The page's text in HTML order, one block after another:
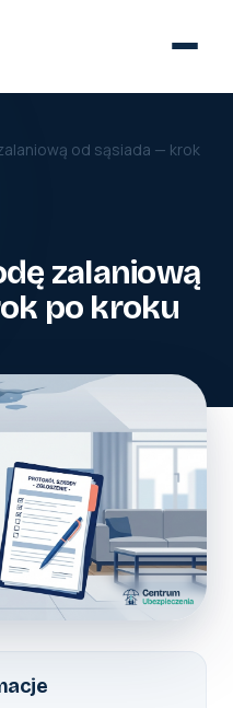
od sąsiada — krok
zalaniową
po kroku